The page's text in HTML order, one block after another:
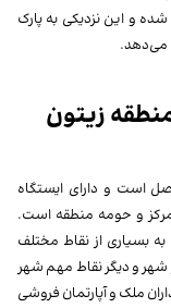
شده و این نزدیکی به پارک
زیتون
است و دارای ایستگاه
و حومه منطقه است.
به بسیاری از نقاط مختلف
شهر و دیگر نقاط مهم شهر
ملک و آپارتمان فروشی